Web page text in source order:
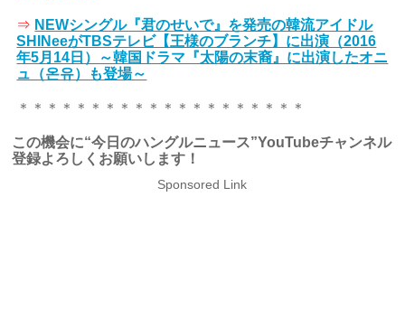
⇒ NEWシングル『君のせいで』を発売の韓流アイドル
SHINeeがTBSテレビ【王様のブランチ】に出演（2016
年5月14日）～韓国ドラマ『太陽の末裔』に出演したオニ
ュ（온유）も登場～
＊＊＊＊＊＊＊＊＊＊＊＊＊＊＊＊＊＊＊＊
この機会に“今日のハングルニュース”YouTubeチャンネル
登録よろしくお願いします！
Sponsored Link